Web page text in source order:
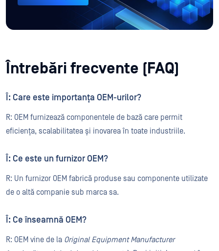
Întrebări frecvente (FAQ)
Î: Care este importanța OEM-urilor?
R: OEM furnizează componentele de bază care permit
eficiența, scalabilitatea și inovarea în toate industriile.
Î: Ce este un furnizor OEM?
R: Un furnizor OEM fabrică produse sau componente utilizate
de o altă companie sub marca sa.
Î: Ce înseamnă OEM?
R: OEM vine de la Original Equipment Manufacturer